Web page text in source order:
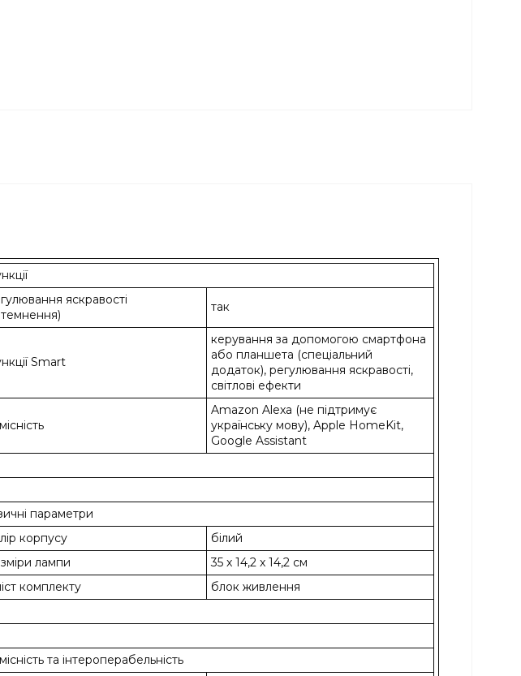
яскравості
так
Smart
керування за допомогою смартфона
або планшета (спеціальний
додаток), регулювання яскравості,
світлові ефекти
Amazon Alexa (не підтримує
українську мову), Apple HomeKit,
Google Assistant
параметри
корпусу
білий
лампи
35 x 14,2 x 14,2 см
комплекту
блок живлення
та інтероперабельність